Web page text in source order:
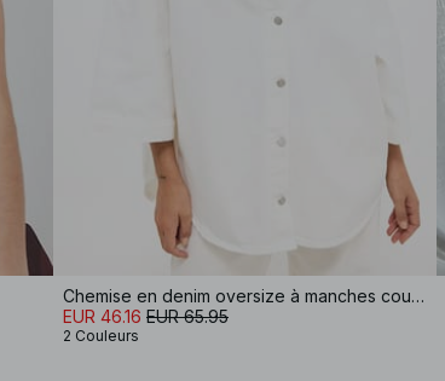
Chemise en denim oversize à manches courtes
EUR 46.16 EUR 65.95
2 Couleurs